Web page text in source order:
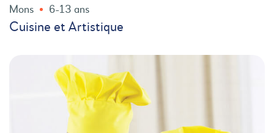
Mons 6-13 ans
Cuisine et Artistique